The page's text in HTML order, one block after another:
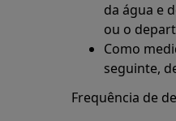
da água e
ou o
Como
seguinte,
Frequência de